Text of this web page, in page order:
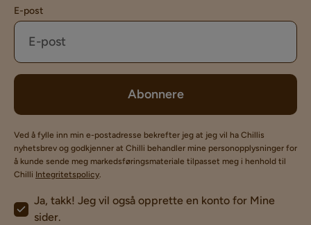
E-post
Abonnere
Ved å fylle inn min e-postadresse bekrefter jeg at jeg vil ha Chillis
nyhetsbrev og godkjenner at Chilli behandler mine personopplysninger for
å kunde sende meg markedsføringsmateriale tilpasset meg i henhold til
Chilli Integritetspolicy.
Ja, takk! Jeg vil også opprette en konto for Mine
sider.